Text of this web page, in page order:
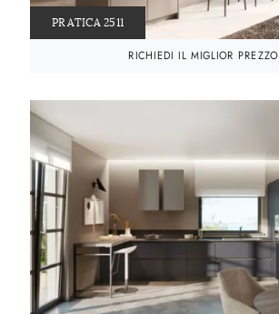
PRATICA 2511
RICHIEDI IL MIGLIOR PREZZO